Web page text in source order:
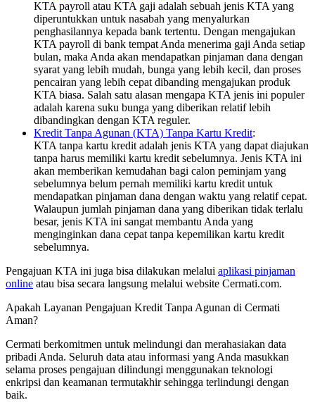
KTA payroll atau KTA gaji adalah sebuah jenis KTA yang
diperuntukkan untuk nasabah yang menyalurkan
penghasilannya kepada bank tertentu. Dengan mengajukan
KTA payroll di bank tempat Anda menerima gaji Anda setiap
bulan, maka Anda akan mendapatkan pinjaman dana dengan
syarat yang lebih mudah, bunga yang lebih kecil, dan proses
pencairan yang lebih cepat dibanding mengajukan produk
KTA biasa. Salah satu alasan mengapa KTA jenis ini populer
adalah karena suku bunga yang diberikan relatif lebih
dibandingkan dengan KTA reguler.
Kredit Tanpa Agunan (KTA) Tanpa Kartu Kredit:
KTA tanpa kartu kredit adalah jenis KTA yang dapat diajukan
tanpa harus memiliki kartu kredit sebelumnya. Jenis KTA ini
akan memberikan kemudahan bagi calon peminjam yang
sebelumnya belum pernah memiliki kartu kredit untuk
mendapatkan pinjaman dana dengan waktu yang relatif cepat.
Walaupun jumlah pinjaman dana yang diberikan tidak terlalu
besar, jenis KTA ini sangat membantu Anda yang
menginginkan dana cepat tanpa kepemilikan kartu kredit
sebelumnya.
Pengajuan KTA ini juga bisa dilakukan melalui aplikasi pinjaman
online atau bisa secara langsung melalui website Cermati.com.
Apakah Layanan Pengajuan Kredit Tanpa Agunan di Cermati
Aman?
Cermati berkomitmen untuk melindungi dan merahasiakan data
pribadi Anda. Seluruh data atau informasi yang Anda masukkan
selama proses pengajuan dilindungi menggunakan teknologi
enkripsi dan keamanan termutakhir sehingga terlindungi dengan
baik.